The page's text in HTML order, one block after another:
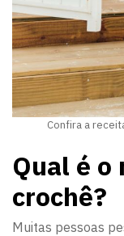
Confira a
Qual é
crochê?
Muitas pessoas